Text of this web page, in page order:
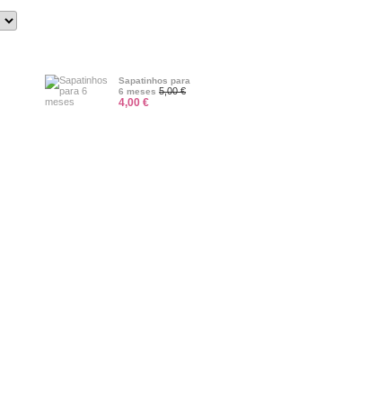
Sapatinhos para
6 meses 5,00 €
4,00 €